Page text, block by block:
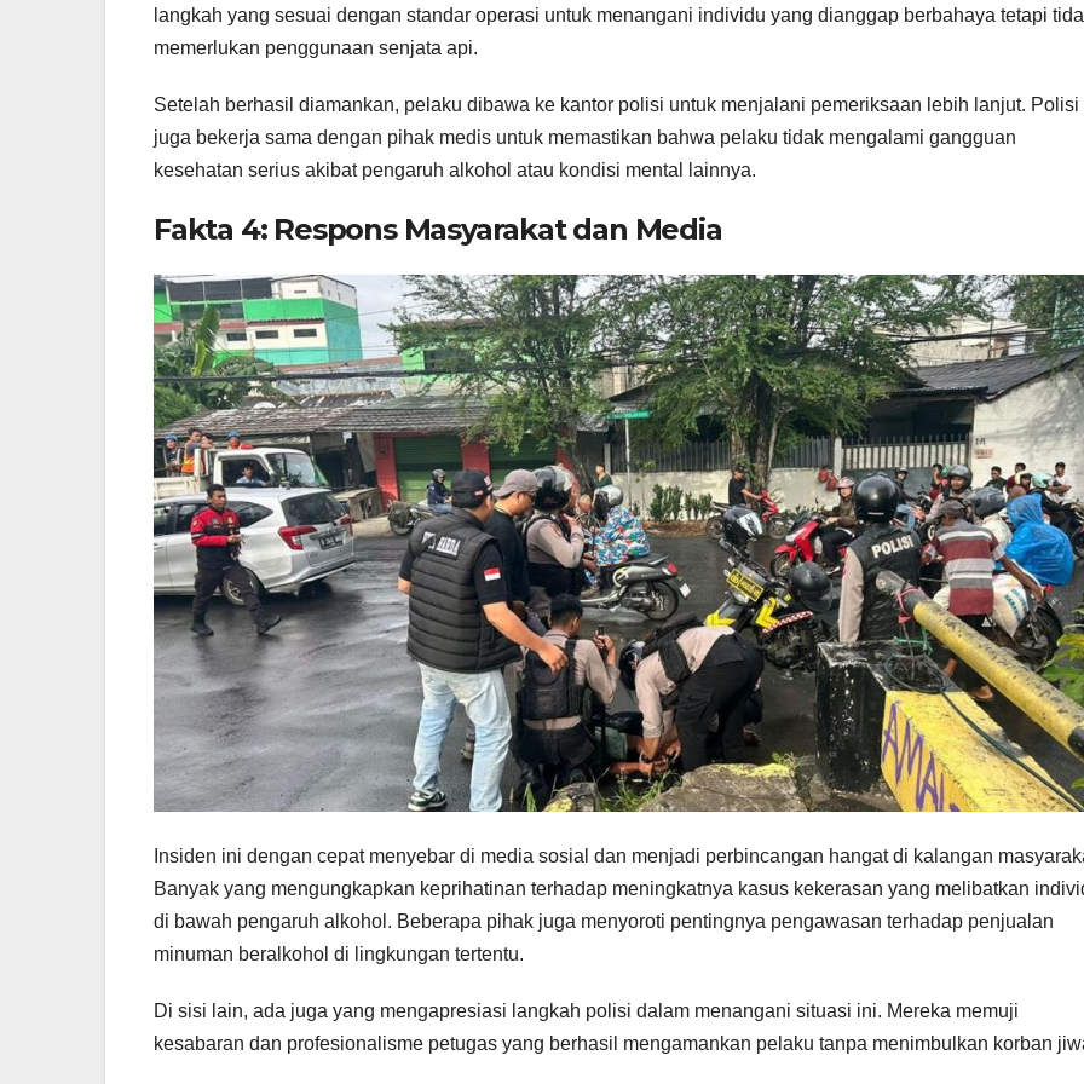
langkah yang sesuai dengan standar operasi untuk menangani individu yang dianggap berbahaya tetapi
memerlukan penggunaan senjata api.
Setelah berhasil diamankan, pelaku dibawa ke kantor polisi untuk menjalani pemeriksaan lebih lanjut. Polisi
juga bekerja sama dengan pihak medis untuk memastikan bahwa pelaku tidak mengalami gangguan
kesehatan serius akibat pengaruh alkohol atau kondisi mental lainnya.
Fakta 4: Respons Masyarakat dan Media
Insiden ini dengan cepat menyebar di media sosial dan menjadi perbincangan hangat di kalangan
Banyak yang mengungkapkan keprihatinan terhadap meningkatnya kasus kekerasan yang melibatkan
di bawah pengaruh alkohol. Beberapa pihak juga menyoroti pentingnya pengawasan terhadap penjualan
minuman beralkohol di lingkungan tertentu.
Di sisi lain, ada juga yang mengapresiasi langkah polisi dalam menangani situasi ini. Mereka memuji
kesabaran dan profesionalisme petugas yang berhasil mengamankan pelaku tanpa menimbulkan korban